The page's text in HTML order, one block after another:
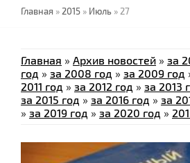
Главная » 2015 » Июль » 27
Главная » Архив новостей » за
год » за 2008 год » за 2009 год
2011 год » за 2012 год » за 2013
за 2015 год » за 2016 год » за
» за 2019 год » за 2020 год »